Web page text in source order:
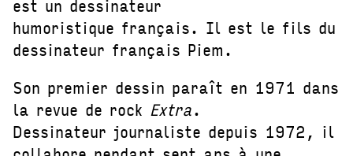
est un dessinateur
humoristique français. Il est le fils du
dessinateur français Piem.
Son premier dessin paraît en 1971 dans
la revue de rock Extra.
Dessinateur journaliste depuis 1972, il